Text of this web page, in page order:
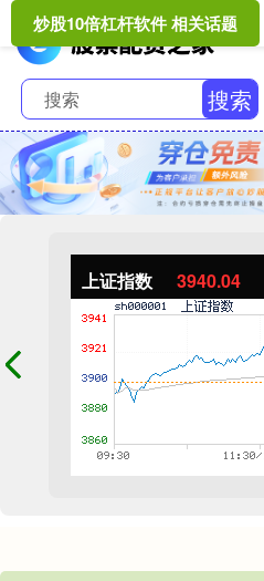
搜索
上证指数 3940.04
炒股10倍杠杆软件 相关话题